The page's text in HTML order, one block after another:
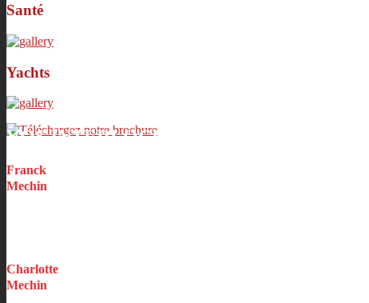
Santé
Yachts
VOS INTERLOCUTEURS PRIVILÉGIÉS
Franck
Mechin
Charlotte
Mechin